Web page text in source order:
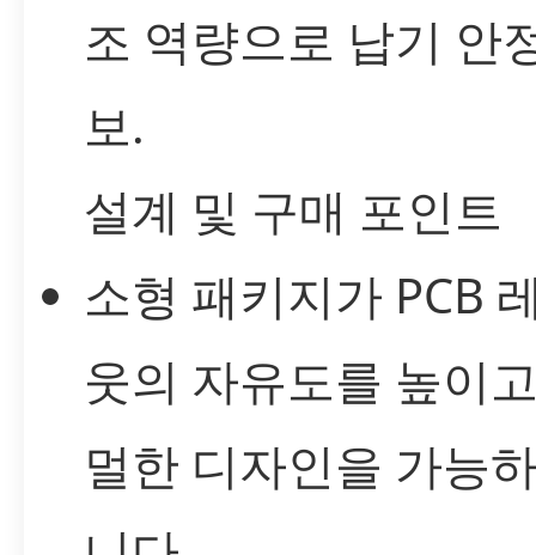
조 역량으로 납기 안
보.
설계 및 구매 포인트
소형 패키지가 PCB
웃의 자유도를 높이
멀한 디자인을 가능